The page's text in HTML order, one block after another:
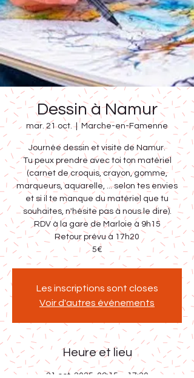
Dessin à Namur
mar. 21 oct.
  |
Marche-en-Famenne
Journée dessin et visite de Namur.
Tu peux prendre avec toi ton matériel
(carnet de croquis, crayon, gomme,
marqueurs, aquarelle, ... selon tes envies
et si il te manque du matériel que tu
souhaites, n'hésite pas à nous le dire).
RDV à la gare de Marloie à 9h15
Retour prévu à 17h20
Les inscriptions sont closes
Voir d'autres événements
Heure et lieu
21 oct. 2025, 09:15 – 17:20